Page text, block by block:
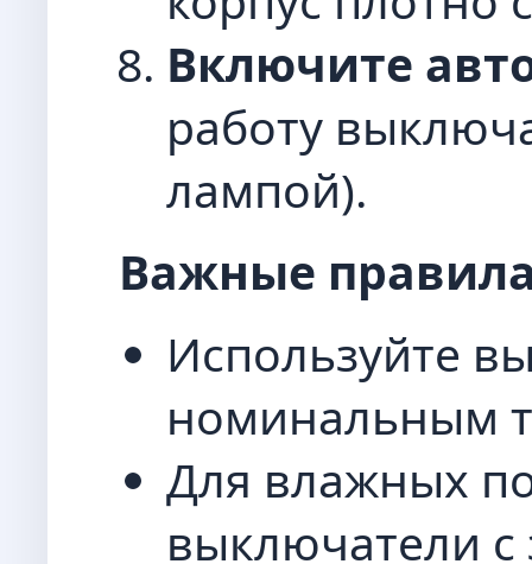
Включите
работу
лампой).
Важные
Используйте
номинальным
Для влажных
выключатели с